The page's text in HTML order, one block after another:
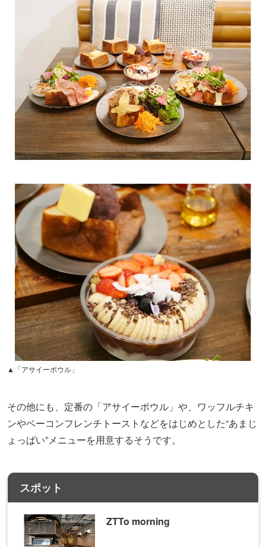
▲「アサイーボウル」
その他にも、定番の「アサイーボウル」や、ワッフルチキ
ンやベーコンフレンチトーストなどをはじめとした“あまじ
ょっぱい”メニューを用意するそうです。
スポット
ZTTo morning